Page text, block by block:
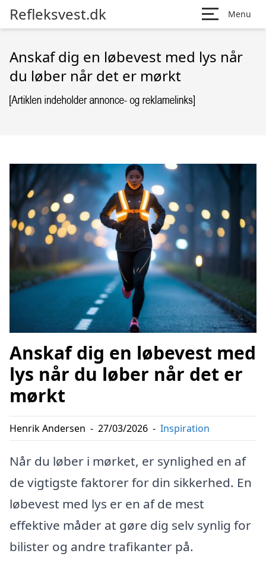
Refleksvest.dk Menu
Anskaf dig en løbevest med lys når
du løber når det er mørkt
Anskaf dig en løbevest med
lys når du løber når det er
mørkt
Henrik Andersen - 27/03/2026 - Inspiration
Når du løber i mørket, er synlighed en af
de vigtigste faktorer for din sikkerhed. En
løbevest med lys er en af de mest
effektive måder at gøre dig selv synlig for
bilister og andre trafikanter på.